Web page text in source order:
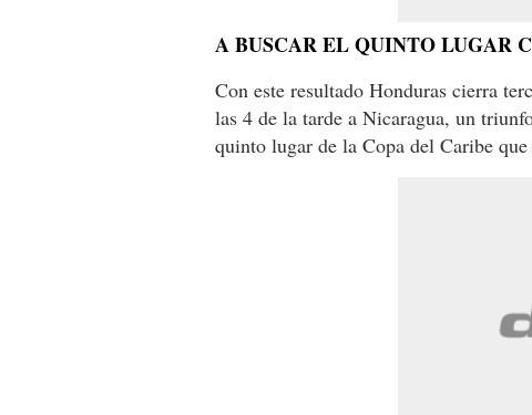
A BUSCAR EL QUINTO LUGAR
Con este resultado Honduras cierra
las 4 de la tarde a Nicaragua, un
quinto lugar de la Copa del Caribe